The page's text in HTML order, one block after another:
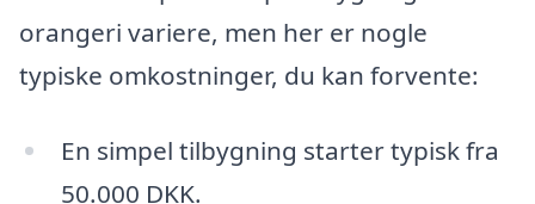
orangeri variere, men her er nogle
typiske omkostninger, du kan forvente:
En simpel tilbygning starter typisk fra
50.000 DKK.